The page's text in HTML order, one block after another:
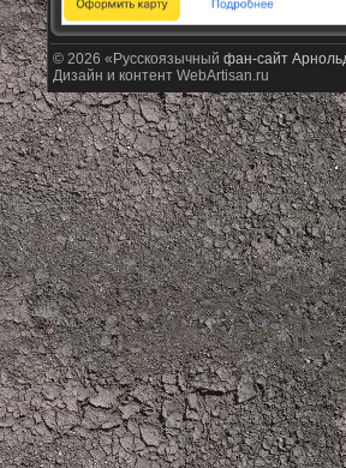
© 2026 «Русскоязычный фан-сайт
Дизайн и контент WebArtisan.ru